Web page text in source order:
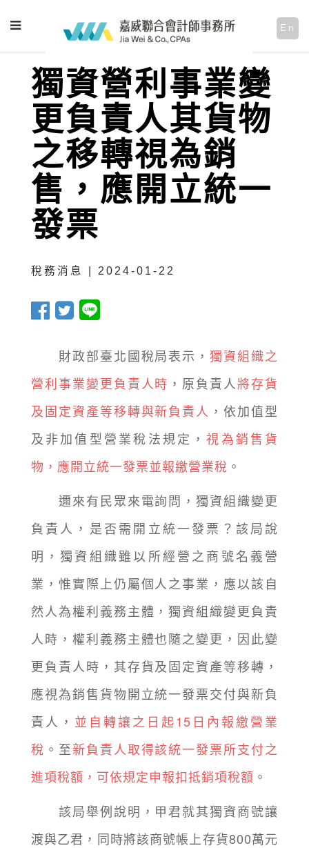
En
獨資營利事業變
更負責人其貨物
之移轉視為銷
售，應開立統一
發票
稅務消息 | 2024-01-22
財政部臺北國稅局表示，獨資組織之
營利事業變更負責人時 ，原負責人將存貨
及固定資產等移轉與新負責人 ，依加值型
及非加值型營業稅法規定，視為銷售貨
物，應開立統一發票並報繳營業稅 。
邇來有民眾來電詢問，獨資組織變更
負責人，是否需開立統一發票？該局說
明，獨資組織雖以所經營之商號名義營
業，惟實際上仍屬個人之事業，應以該自
然人為權利義務主體，獨資組織變更負責
人時，權利義務主體也隨之變更，因此變
更負責人時，其存貨及固定資產等移轉，
應視為銷售貨物開立統一發票交付與新負
責人， 並自轉讓之日起15日內報繳營業
稅 。至新負責人取得該統一發票所支付之
進項稅額，可依規定申報扣抵銷項稅額 。
該局舉例說明，甲君就其獨資商號讓
渡與乙君，同時將該商號帳上存貨800萬元